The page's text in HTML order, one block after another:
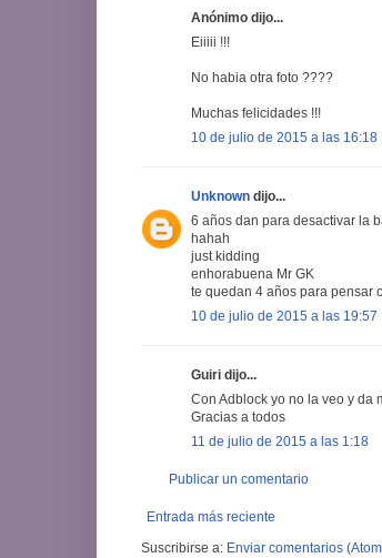
Anónimo dijo...
Eiiiii !!!
No habia otra foto ????
Muchas felicidades !!!
10 de julio de 2015 a las 16:18
Unknown dijo...
6 años dan para desactivar la
hahah
just kidding
enhorabuena Mr GK
te quedan 4 años para pensar
10 de julio de 2015 a las 19:57
Guiri dijo...
Con Adblock yo no la veo y da
Gracias a todos
11 de julio de 2015 a las 1:18
Publicar un comentario
Entrada más reciente
Suscribirse a: Enviar comentarios